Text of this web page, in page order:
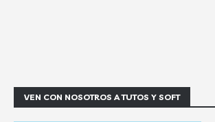
VEN CON NOSOTROS A TUTOS Y SOFT